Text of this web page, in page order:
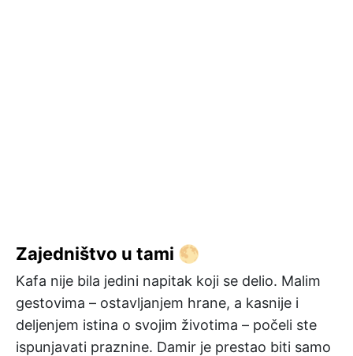
Zajedništvo u tami 🌕
Kafa nije bila jedini napitak koji se delio. Malim
gestovima – ostavljanjem hrane, a kasnije i
deljenjem istina o svojim životima – počeli ste
ispunjavati praznine. Damir je prestao biti samo